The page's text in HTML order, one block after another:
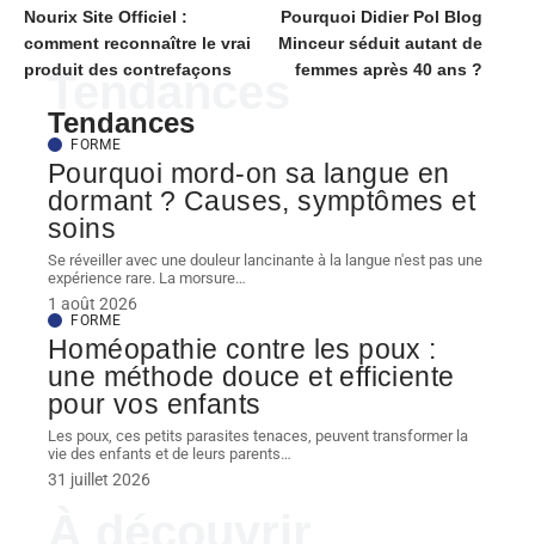
Nourix Site Officiel :
comment reconnaître le vrai
produit des contrefaçons
Pourquoi Didier Pol Blog
Minceur séduit autant de
femmes après 40 ans ?
Tendances
Tendances
FORME
Pourquoi mord-on sa langue en
dormant ? Causes, symptômes et
soins
Se réveiller avec une douleur lancinante à la langue n'est pas une
expérience rare. La morsure…
1 août 2026
FORME
Homéopathie contre les poux :
une méthode douce et efficiente
pour vos enfants
Les poux, ces petits parasites tenaces, peuvent transformer la
vie des enfants et de leurs parents…
31 juillet 2026